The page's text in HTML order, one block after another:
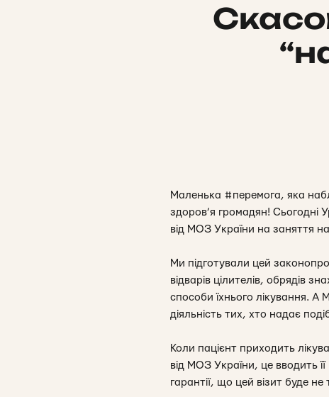
Маленька #перемога, яка
здоров’я громадян! Сьогодні
від МОЗ України на заняття
Ми підготували цей
відварів цілителів, обрядів
способи їхнього лікування. А
діяльність тих, хто надає
Коли пацієнт приходить
від МОЗ України, це вводить
гарантії, що цей візит буде